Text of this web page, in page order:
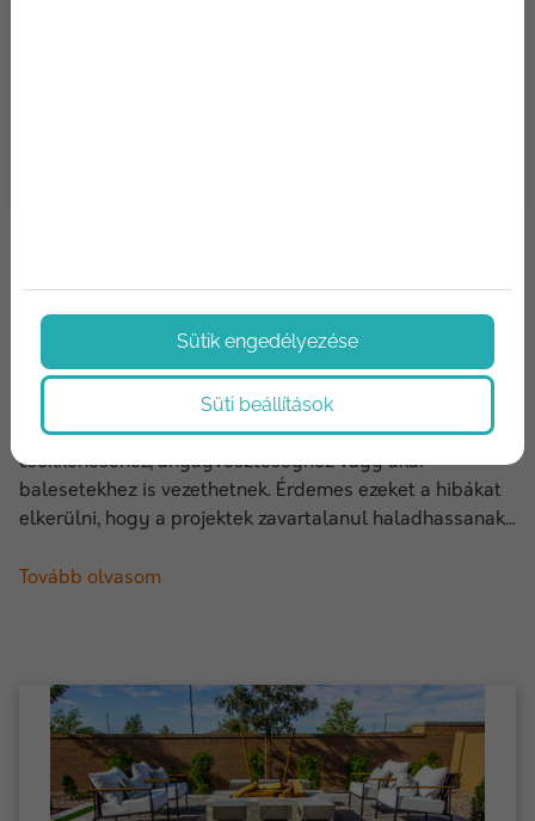
épségét: a tárolás és száll...
Az építőanyagok tárolása és szállítása során számos
olyan gyakori hiba fordulhat elő, amelyek a minőség
csökkenéséhez, anyagveszteséghez vagy akár
balesetekhez is vezethetnek. Érdemes ezeket a hibákat
elkerülni, hogy a projektek zavartalanul haladhassanak...
Tovább olvasom
Sütik engedélyezése
Süti beállítások